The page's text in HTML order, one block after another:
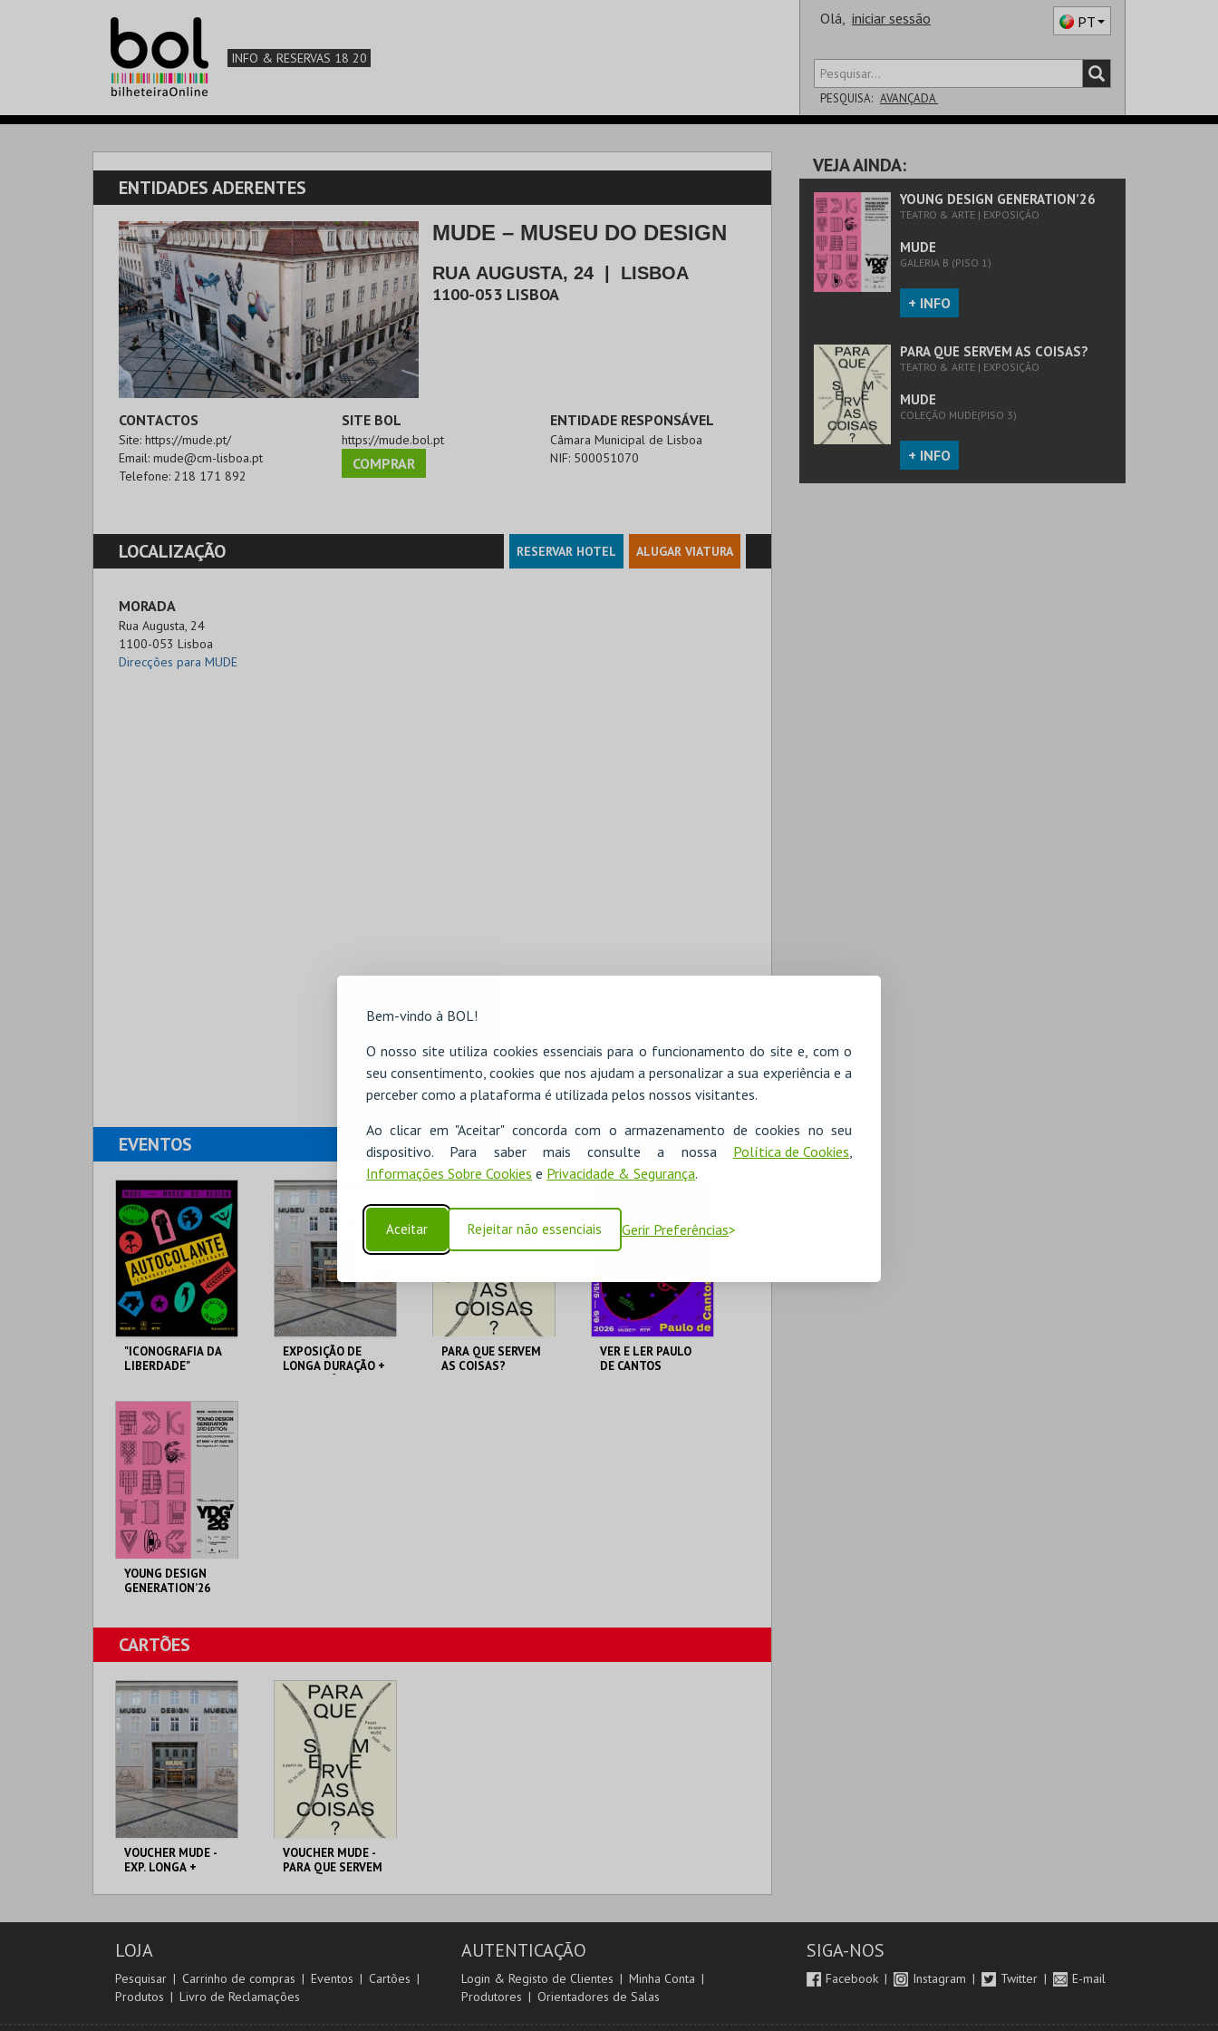
Bem-vindo à BOL!
O nosso site utiliza cookies essenciais para o funcionamento do site e, com o
seu consentimento, cookies que nos ajudam a personalizar a sua experiência e a
perceber como a plataforma é utilizada pelos nossos visitantes.
Ao clicar em "Aceitar" concorda com o armazenamento de cookies no seu
dispositivo. Para saber mais consulte a nossa Política de Cookies,
Informações Sobre Cookies e Privacidade & Segurança.
Aceitar Rejeitar não essenciais Gerir Preferências
INFO & RESERVAS 18 20
Olá, iniciar sessão PT
PESQUISA: AVANÇADA
SALA
ENTIDADES ADERENTES
MUDE – MUSEU DO DESIGN
RUA AUGUSTA, 24 LISBOA
1100-053 LISBOA
CONTACTOS
Site: https://mude.pt/
Email: mude@cm-lisboa.pt
Telefone: 218 171 892
SITE BOL
https://mude.bol.pt
COMPRAR
ENTIDADE RESPONSÁVEL
Câmara Municipal de Lisboa
NIF: 500051070
LOCALIZAÇÃO RESERVAR HOTEL ALUGAR VIATURA
MORADA
Rua Augusta, 24
1100-053 Lisboa
Direcções para MUDE
EVENTOS
"ICONOGRAFIA DA
LIBERDADE"
MUDE
MAIS INFO
COMPRAR
EXPOSIÇÃO DE
LONGA DURAÇÃO +
PARA QUE SERVEM
AS COISAS?
VER E LER PAULO
DE CANTOS
YOUNG DESIGN
GENERATION’26
MUDE
MAIS INFO
COMPRAR
CARTÕES
VOUCHER MUDE -
EXP. LONGA +
MUDE
PREÇO INTEIRO
COMPRAR
VOUCHER MUDE -
PARA QUE SERVEM
MUDE
PREÇO INTEIRO
VEJA AINDA:
YOUNG DESIGN GENERATION’26
TEATRO & ARTE | EXPOSIÇÃO
MUDE
GALERIA B (PISO 1)
+ INFO
PARA QUE SERVEM AS COISAS?
TEATRO & ARTE | EXPOSIÇÃO
MUDE
COLEÇÃO MUDE(PISO 3)
+ INFO
LOJA
Pesquisar Carrinho de compras Eventos
Cartões
Produtos
Livro de Reclamações
AUTENTICAÇÃO
Login & Registo de Clientes
Minha Conta
Produtores
Orientadores de Salas
SIGA-NOS
Facebook Instagram Twitter E-mail